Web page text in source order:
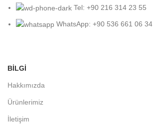
Tel: +90 216 314 23 55
WhatsApp: +90 536 661 06 34
BİLGİ
Hakkımızda
Ürünlerimiz
İletişim